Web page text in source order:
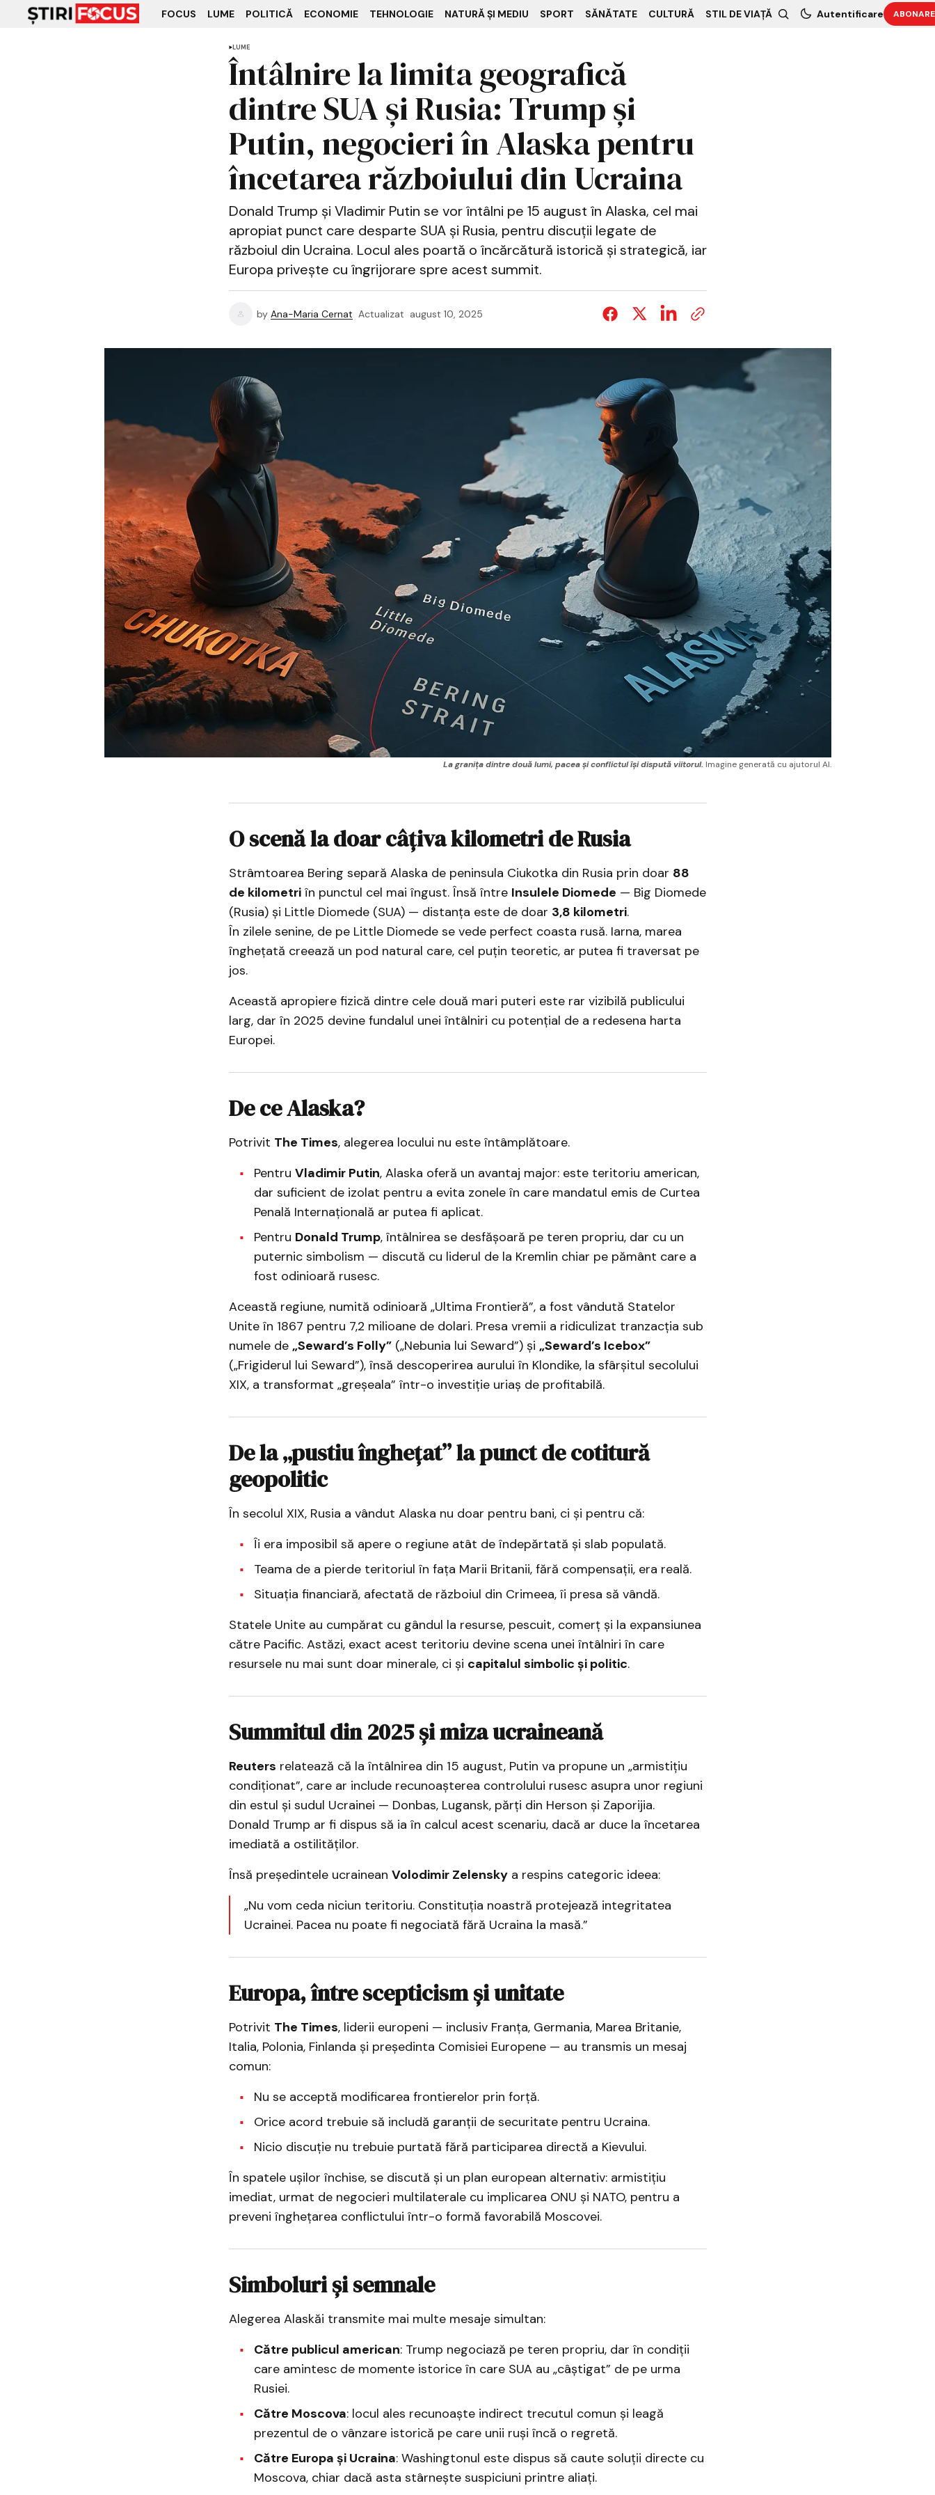
FOCUS LUME POLITICĂ ECONOMIE TEHNOLOGIE NATURĂ ȘI MEDIU SPORT SĂNĂTATE CULTURĂ STIL DE VIAȚĂ Autentificare ABONARE
LUME
Întâlnire la limita geografică
dintre SUA și Rusia: Trump și
Putin, negocieri în Alaska pentru
încetarea războiului din Ucraina
Donald Trump și Vladimir Putin se vor întâlni pe 15 august în Alaska, cel mai
apropiat punct care desparte SUA și Rusia, pentru discuții legate de
războiul din Ucraina. Locul ales poartă o încărcătură istorică și strategică, iar
Europa privește cu îngrijorare spre acest summit.
by Ana-Maria Cernat Actualizat august 10, 2025
La granița dintre două lumi, pacea și conflictul își dispută viitorul. Imagine generată cu ajutorul AI.
O scenă la doar câțiva kilometri de Rusia
Strâmtoarea Bering separă Alaska de peninsula Ciukotka din Rusia prin doar 88
de kilometriîn punctul cel mai îngust. Însă între Insulele Diomede — Big Diomede
(Rusia) și Little Diomede (SUA) — distanța este de doar 3,8 kilometri.
În zilele senine, de pe Little Diomede se vede perfect coasta rusă. Iarna, marea
înghețată creează un pod natural care, cel puțin teoretic, ar putea fi traversat pe
jos.
Această apropiere fizică dintre cele două mari puteri este rar vizibilă publicului
larg, dar în 2025 devine fundalul unei întâlniri cu potențial de a redesena harta
Europei.
De ce Alaska?
Potrivit The Times, alegerea locului nu este întâmplătoare.
Pentru Vladimir Putin, Alaska oferă un avantaj major: este teritoriu american,
dar suficient de izolat pentru a evita zonele în care mandatul emis de Curtea
Penală Internațională ar putea fi aplicat.
Pentru Donald Trump, întâlnirea se desfășoară pe teren propriu, dar cu un
puternic simbolism — discută cu liderul de la Kremlin chiar pe pământ care a
fost odinioară rusesc.
Această regiune, numită odinioară „Ultima Frontieră”, a fost vândută Statelor
Unite în 1867 pentru 7,2 milioane de dolari. Presa vremii a ridiculizat tranzacția sub
numele de „Seward’s Folly”(„Nebunia lui Seward”) și „Seward’s Icebox”
(„Frigiderul lui Seward”), însă descoperirea aurului în Klondike, la sfârșitul secolului
XIX, a transformat „greșeala” într-o investiție uriaș de profitabilă.
De la „pustiu înghețat” la punct de cotitură
geopolitic
În secolul XIX, Rusia a vândut Alaska nu doar pentru bani, ci și pentru că:
Îi era imposibil să apere o regiune atât de îndepărtată și slab populată.
Teama de a pierde teritoriul în fața Marii Britanii, fără compensații, era reală.
Situația financiară, afectată de războiul din Crimeea, îi presa să vândă.
Statele Unite au cumpărat cu gândul la resurse, pescuit, comerț și la expansiunea
către Pacific. Astăzi, exact acest teritoriu devine scena unei întâlniri în care
resursele nu mai sunt doar minerale, ci și capitalul simbolic și politic.
Summitul din 2025 și miza ucraineană
Reuters relatează că la întâlnirea din 15 august, Putin va propune un „armistițiu
condiționat”, care ar include recunoașterea controlului rusesc asupra unor regiuni
din estul și sudul Ucrainei — Donbas, Lugansk, părți din Herson și Zaporijia.
Donald Trump ar fi dispus să ia în calcul acest scenariu, dacă ar duce la încetarea
imediată a ostilităților.
Însă președintele ucrainean Volodimir Zelenskya respins categoric ideea:
„Nu vom ceda niciun teritoriu. Constituția noastră protejează integritatea
Ucrainei. Pacea nu poate fi negociată fără Ucraina la masă.”
Europa, între scepticism și unitate
Potrivit The Times, liderii europeni — inclusiv Franța, Germania, Marea Britanie,
Italia, Polonia, Finlanda și președinta Comisiei Europene — au transmis un mesaj
comun:
Nu se acceptă modificarea frontierelor prin forță.
Orice acord trebuie să includă garanții de securitate pentru Ucraina.
Nicio discuție nu trebuie purtată fără participarea directă a Kievului.
În spatele ușilor închise, se discută și un plan european alternativ: armistițiu
imediat, urmat de negocieri multilaterale cu implicarea ONU și NATO, pentru a
preveni înghețarea conflictului într-o formă favorabilă Moscovei.
Simboluri și semnale
Alegerea Alaskăi transmite mai multe mesaje simultan:
Către publicul american: Trump negociază pe teren propriu, dar în condiții
care amintesc de momente istorice în care SUA au „câștigat” de pe urma
Rusiei.
Către Moscova: locul ales recunoaște indirect trecutul comun și leagă
prezentul de o vânzare istorică pe care unii ruși încă o regretă.
Către Europa și Ucraina: Washingtonul este dispus să caute soluții directe cu
Moscova, chiar dacă asta stârnește suspiciuni printre aliați.